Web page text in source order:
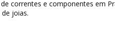
correntes e componentes em
joias.